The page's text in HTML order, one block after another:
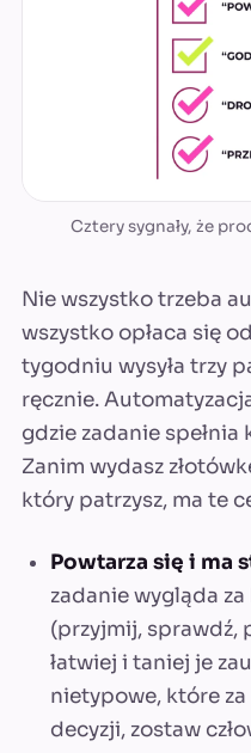
Cztery sygnały, że
Nie wszystko trzeba
wszystko opłaca się
tygodniu wysyła trzy
ręcznie.
gdzie zadanie
Zanim wydasz
który patrzysz, ma te
Powtarza się i ma
zadanie wygląda
(przyjmij, sprawdź,
łatwiej i taniej je
nietypowe, które
decyzji, zostaw